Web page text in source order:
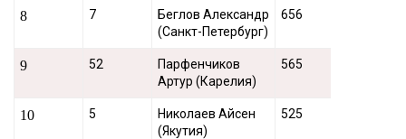
8 7
Беглов Александр
(Санкт-Петербург)
656
9 52
Парфенчиков
Артур (Карелия)
565
10 5
Николаев Айсен
(Якутия)
525